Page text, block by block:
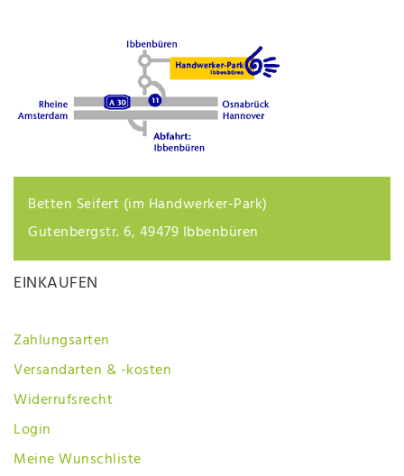
Betten Seifert (im Handwerker-Park)
Gutenbergstr. 6, 49479 Ibbenbüren
EINKAUFEN
Zahlungsarten
Versandarten & -kosten
Widerrufsrecht
Login
Meine Wunschliste